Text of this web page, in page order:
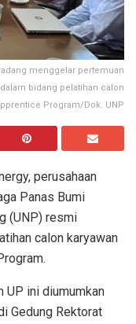
menggelar pertemuan
bidang pelatihan calon
Program/Dok. UNP
perusahaan
Panas Bumi
(UNP) resmi
calon karyawan
UP ini diumumkan
Gedung Rektorat